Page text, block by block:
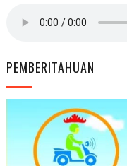
PEMBERITAHUAN